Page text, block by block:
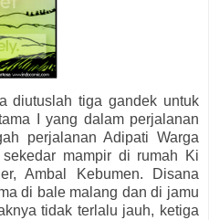
diutuslah tiga gandek untuk
I yang dalam perjalanan
perjalanan Adipati Warga
mampir di rumah Ki
Ambal Kebumen. Disana
di bale malang dan di jamu
tidak terlalu jauh, ketiga